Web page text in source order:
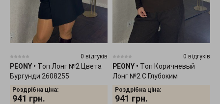
0 відгуків
PEONY • Tоп Лонг №2 Цвета
Бургунди 2608255
Роздрібна ціна:
941 грн.
0 відгуків
PEONY • Tоп Коричневый
Лонг №2 С Глубоким
Декольте 2608254
Роздрібна ціна:
941 грн.